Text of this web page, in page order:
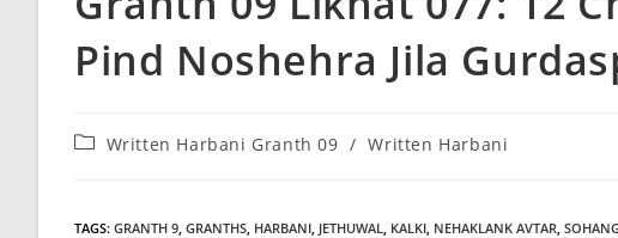
Pind Noshehra Jila
PostWritten Harbani Granth 09 / Written Harbani
TAGS: GRANTH 9, GRANTHS, HARBANI, JETHUWAL, KALKI, NEHAKLANK AVTAR,